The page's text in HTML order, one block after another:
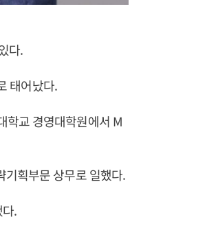
다.
태어났다.
학교 경영대학원에서 M
기획부문 상무로 일했다.
.